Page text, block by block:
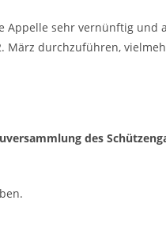
Appelle sehr vernünftig und
März durchzuführen,
des